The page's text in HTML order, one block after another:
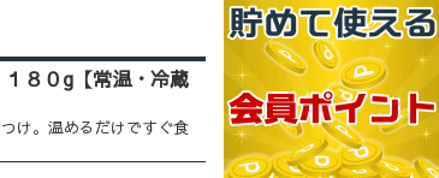
８０g【常温・冷蔵
け。温めるだけですぐ食